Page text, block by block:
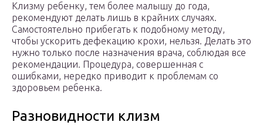
Клизму ребенку, тем более малышу до года,
рекомендуют делать лишь в крайних случаях.
Самостоятельно прибегать к подобному методу,
чтобы ускорить дефекацию крохи, нельзя. Делать это
нужно только после назначения врача, соблюдая все
рекомендации. Процедура, совершенная с
ошибками, нередко приводит к проблемам со
здоровьем ребенка.
Разновидности клизм